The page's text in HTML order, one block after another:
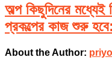
অল্প কিছুদিনের মধ্যেই
প্রকল্পের কাজ শুরু
About the Author: